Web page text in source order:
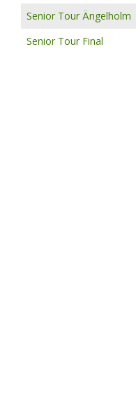
Senior Tour Ängelholm
Senior Tour Final